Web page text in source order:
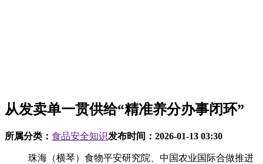
从发卖单一贯供给“精准养分办事闭环”
所属分类： 食品安全知识发布时间： 2026-01-13 03:30
珠海（横琴）食物平安研究院、中国农业国际合做推进